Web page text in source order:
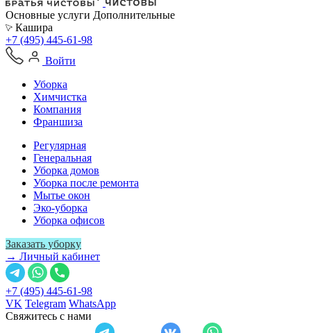
Основные услуги Дополнительные
Кашира
+7 (495) 445-61-98
Войти
Уборка
Химчистка
Компания
Франшиза
Регулярная
Генеральная
Уборка домов
Уборка после ремонта
Мытье окон
Эко-уборка
Уборка офисов
Заказать уборку
→ Личный кабинет
+7 (495) 445-61-98
VK Telegram WhatsApp
Свяжитесь с нами